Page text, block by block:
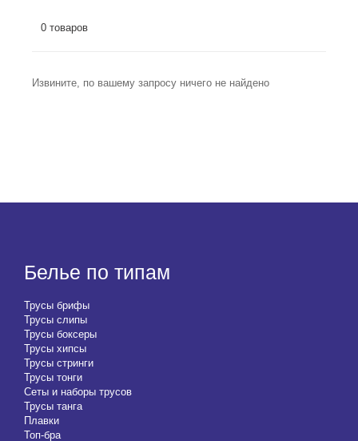
0 товаров
Извините, по вашему запросу ничего не найдено
Белье по типам
Трусы брифы
Трусы слипы
Трусы боксеры
Трусы хипсы
Трусы стринги
Трусы тонги
Сеты и наборы трусов
Трусы танга
Плавки
Топ-бра